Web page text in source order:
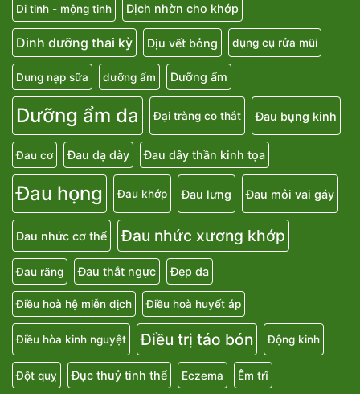
Di tinh - mộng tinh Dịch nhờn cho khớp
Dinh dưỡng thai kỳ Dịu vết bỏng dụng cụ rửa mũi
Dung nạp sữa dưỡng ẩm Dưỡng ẩm
Dưỡng ẩm da Đại tràng co thắt Đau bụng kinh
Đau cơ Đau dạ dày Đau dây thần kinh tọa
Đau họng Đau khớp Đau lưng Đau mỏi vai gáy
Đau nhức cơ thể Đau nhức xương khớp
Đau răng Đau thắt ngực Đẹp da
Điều hoà hệ miễn dịch Điều hoà huyết áp
Điều hòa kinh nguyệt Điều trị táo bón Động kinh
Đột quỵ Đục thuỷ tinh thể Eczema Êm trĩ